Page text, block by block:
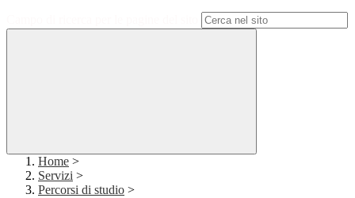
Home >
Servizi >
Percorsi di studio >